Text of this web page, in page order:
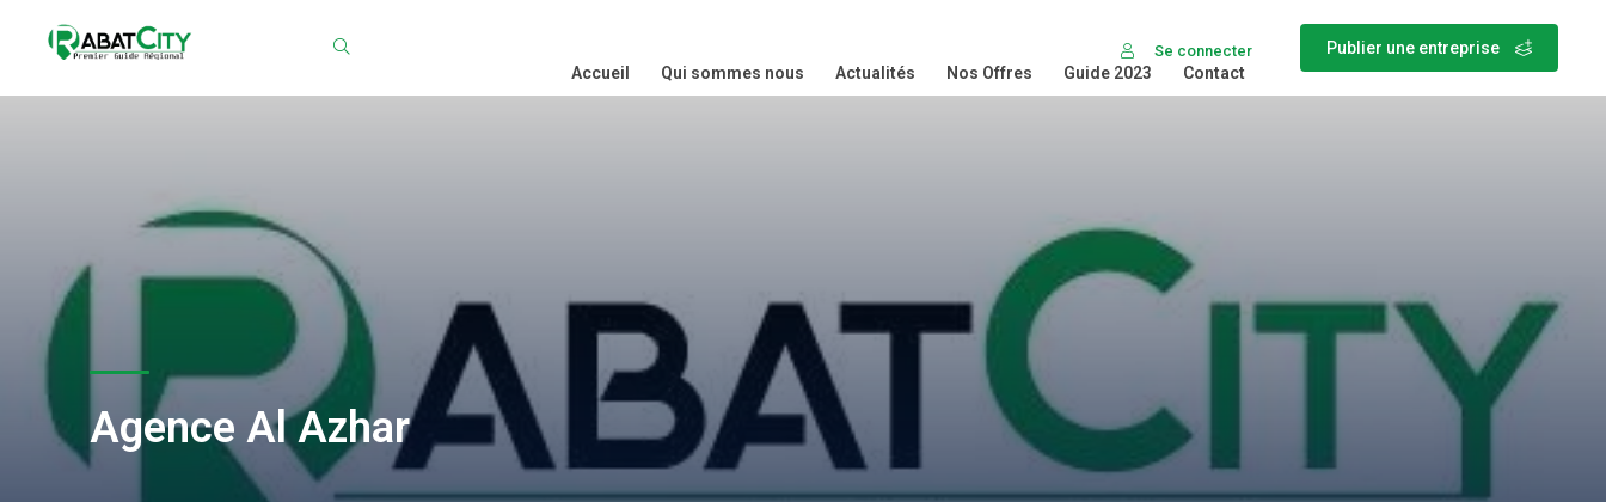
Publier une entreprise
Se connecter
Accueil Qui sommes nous Actualités Nos Offres Guide 2023 Contact
Agence Al Azhar